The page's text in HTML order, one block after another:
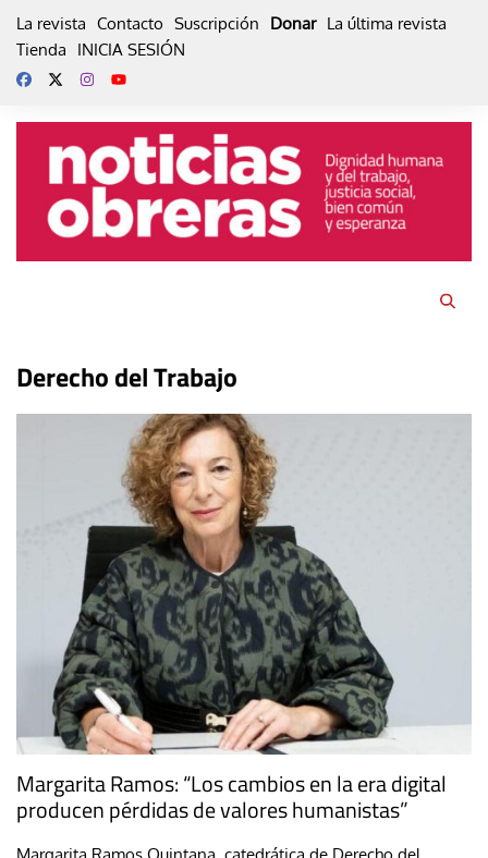
La revista Contacto Suscripción Donar La última revista
Tienda
INICIA SESIÓN
Derecho del Trabajo
Margarita Ramos: “Los cambios en la era digital
producen pérdidas de valores humanistas”